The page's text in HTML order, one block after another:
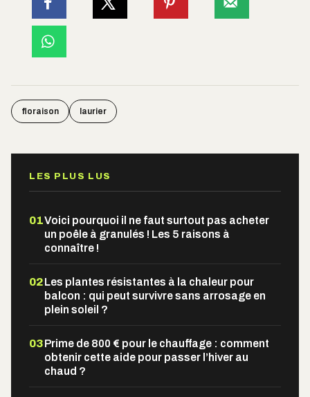
floraison laurier
LES PLUS LUS
01Voici pourquoi il ne faut surtout pas acheter
un poêle à granulés ! Les 5 raisons à
connaître !
02Les plantes résistantes à la chaleur pour
balcon : qui peut survivre sans arrosage en
plein soleil ?
03Prime de 800 € pour le chauffage : comment
obtenir cette aide pour passer l’hiver au
chaud ?